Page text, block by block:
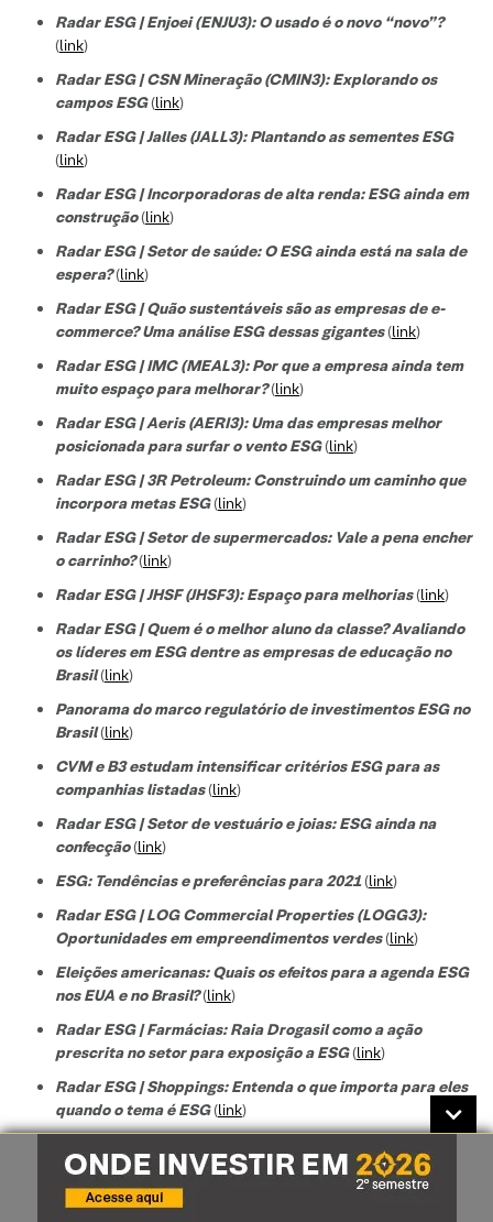
Radar ESG | Enjoei (ENJU3): O usado é o novo “novo”?
(link)
Radar ESG | CSN Mineração (CMIN3): Explorando os
campos ESG(link)
Radar ESG | Jalles (JALL3): Plantando as sementes ESG
(link)
Radar ESG | Incorporadoras de alta renda: ESG ainda em
construção(link)
Radar ESG | Setor de saúde: O ESG ainda está na sala de
espera?(link)
Radar ESG | Quão sustentáveis são as empresas de e-
commerce? Uma análise ESG dessas gigantes(link)
Radar ESG | IMC (MEAL3): Por que a empresa ainda tem
muito espaço para melhorar?(link)
Radar ESG | Aeris (AERI3): Uma das empresas melhor
posicionada para surfar o vento ESG(link)
Radar ESG | 3R Petroleum: Construindo um caminho que
incorpora metas ESG(link)
Radar ESG | Setor de supermercados: Vale a pena encher
o carrinho?(link)
Radar ESG | JHSF (JHSF3): Espaço para melhorias(link)
Radar ESG | Quem é o melhor aluno da classe? Avaliando
os líderes em ESG dentre as empresas de educação no
Brasil(link)
Panorama do marco regulatório de investimentos ESG no
Brasil(link)
CVM e B3 estudam intensificar critérios ESG para as
companhias listadas(link)
Radar ESG | Setor de vestuário e joias: ESG ainda na
confecção(link)
ESG: Tendências e preferências para 2021(link)
Radar ESG | LOG Commercial Properties (LOGG3):
Oportunidades em empreendimentos verdes(link)
Eleições americanas: Quais os efeitos para a agenda ESG
nos EUA e no Brasil?(link)
Radar ESG | Farmácias: Raia Drogasil como a ação
prescrita no setor para exposição a ESG(link)
Radar ESG | Shoppings: Entenda o que importa para eles
quando o tema é ESG(link)
link)
Feedback do roadshow ESG: O que as gestoras no Brasil